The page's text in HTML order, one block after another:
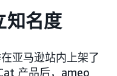
知名度
亚马逊站内上架了
产品后，ameo